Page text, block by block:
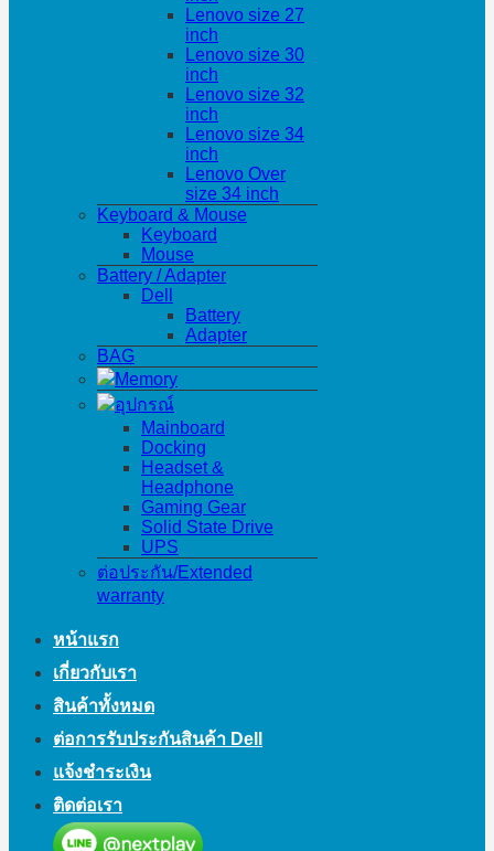
Lenovo size 27
inch
Lenovo size 30
inch
Lenovo size 32
inch
Lenovo size 34
inch
Lenovo Over
size 34 inch
Keyboard & Mouse
Keyboard
Mouse
Battery / Adapter
Dell
Battery
Adapter
BAG
Memory
อุปกรณ์
Mainboard
Docking
Headset &
Headphone
Gaming Gear
Solid State Drive
UPS
ต่อประกัน/Extended
warranty
หน้าแรก
เกี่ยวกับเรา
สินค้าทั้งหมด
ต่อการรับประกันสินค้า Dell
แจ้งชำระเงิน
ติดต่อเรา